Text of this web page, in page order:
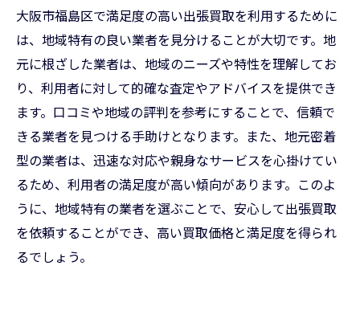
大阪市福島区で満足度の高い出張買取を利用するために
は、地域特有の良い業者を見分けることが大切です。地
元に根ざした業者は、地域のニーズや特性を理解してお
り、利用者に対して的確な査定やアドバイスを提供でき
ます。口コミや地域の評判を参考にすることで、信頼で
きる業者を見つける手助けとなります。また、地元密着
型の業者は、迅速な対応や親身なサービスを心掛けてい
るため、利用者の満足度が高い傾向があります。このよ
うに、地域特有の業者を選ぶことで、安心して出張買取
を依頼することができ、高い買取価格と満足度を得られ
るでしょう。